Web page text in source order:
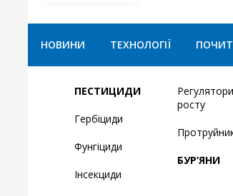
НОВИНИ ТЕХНОЛОГІЇ
ПЕСТИЦИДИ
Гербіциди
Фунгіциди
Інсекциди
Регулятори
росту
БУР’ЯНИ